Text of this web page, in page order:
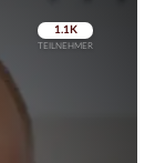
Überspringen